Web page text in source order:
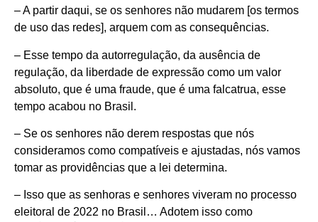
– A partir daqui, se os senhores não mudarem [os termos
de uso das redes], arquem com as consequências.
– Esse tempo da autorregulação, da ausência de
regulação, da liberdade de expressão como um valor
absoluto, que é uma fraude, que é uma falcatrua, esse
tempo acabou no Brasil.
– Se os senhores não derem respostas que nós
consideramos como compatíveis e ajustadas, nós vamos
tomar as providências que a lei determina.
– Isso que as senhoras e senhores viveram no processo
eleitoral de 2022 no Brasil… Adotem isso como